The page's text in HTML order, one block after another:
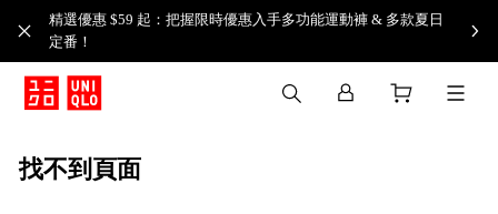
精選優惠 $59 起：把握限時優惠入手多功能運動褲 & 多款夏日
定番！​
找不到頁面